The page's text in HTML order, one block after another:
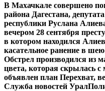
В Махачкале совершено
района Дагестана,
республики Руслана
вечером 28 сентября
в котором находился
касательное ранение в
Обстрел производился из
цвета, которая скрылась
объявлен план Перехват,
Служба новостей